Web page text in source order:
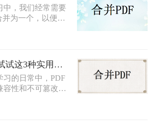
中，我们经常需要
为一个，以便于
何把pdf合并在一
种常用的PDF合
pdf如何合并？试试这3种实用合并方法！
习的日常中，PDF
容性和不可篡改性
当需要处理多个
合并成一个文件